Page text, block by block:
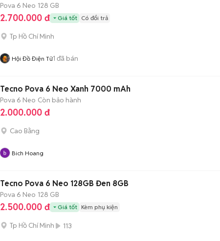
Pova 6 Neo 128 GB
2.700.000 đ Giá tốt Có đổi trả
Tp Hồ Chí Minh
Hội Đồ Điện Tử1 đã bán
Tecno Pova 6 Neo Xanh 7000 mAh
Pova 6 Neo Còn bảo hành
2.000.000 đ
Cao Bằng
Bich Hoang
Tecno Pova 6 Neo 128GB Đen 8GB
Pova 6 Neo 128 GB
2.500.000 đ Giá tốt Kèm phụ kiện
Tp Hồ Chí Minh 113